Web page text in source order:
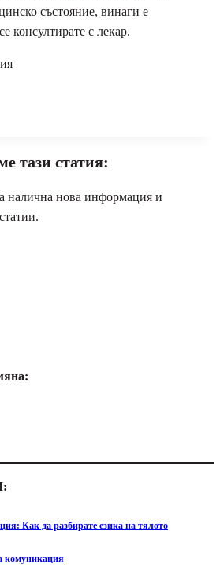
състояние, винаги е
консултирате с лекар.
тази статия:
налична нова информация и
Как да разбирате езика на тялото
комуникация